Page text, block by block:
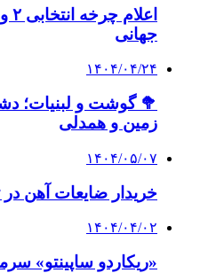
جهانی
۱۴۰۴/۰۴/۲۴
🥦 گوشت و لبنیات؛
زمین و همدلی
۱۴۰۴/۰۵/۰۷
خریدار ضایعات آهن در
۱۴۰۴/۰۴/۰۲
«ریکاردو ساپینتو»